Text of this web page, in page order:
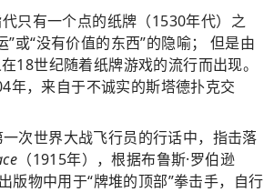
只有一个点的纸牌（1530年代）之
”或“没有价值的东西”的隐喻； 但是由
18世纪随着纸牌游戏的流行而出现。
年，来自于不诚实的斯塔德扑克交
次世界大战飞行员的行话中，指击落
（1915年），根据布鲁斯·罗伯逊
版物中用于“牌堆的顶部”拳击手，自行